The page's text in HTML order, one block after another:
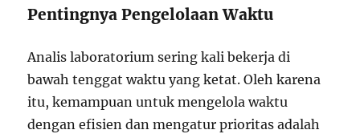
Pentingnya Pengelolaan Waktu
Analis laboratorium sering kali bekerja di
bawah tenggat waktu yang ketat. Oleh karena
itu, kemampuan untuk mengelola waktu
dengan efisien dan mengatur prioritas adalah